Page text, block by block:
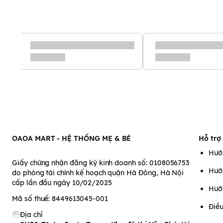
Đặc điểm nổi bật của
60ml PPSU
Bình sữa Hegen mang tính cách mạng độc đáo trên thế giới
nhẹ để mở, không thiết kế nắp xoay hay vặn như các loại
gây bất tiện cho bố mẹ khi đang một tay bế bé và một tay mở
OAOA MART - HỆ THỐNG MẸ & BÉ
Giấy chứng nhận đăng ký kinh doanh số: 0108056753
do phòng tài chính kế hoạch quận Hà Đông, Hà Nội
cấp lần đầu ngày 10/02/2025
Mã số thuế: 8449613045-001
Địa chỉ
Hỗ trợ